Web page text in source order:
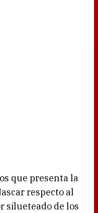
que presenta la
respecto al
silueteado de los